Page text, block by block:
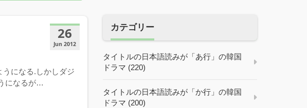
26
Jun 2012
になる.しかしダジ
になるが…
カテゴリー
タイトルの日本語読みが「あ行」の韓国
ドラマ (220)
タイトルの日本語読みが「か行」の韓国
ドラマ (200)